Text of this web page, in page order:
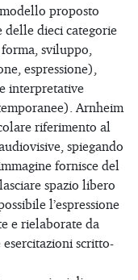
proposto
delle dieci categorie
sviluppo,
espressione),
interpretative
Arnheim
riferimento al
spiegando
fornisce del
spazio libero
l’espressione
e rielaborate da
scritto-